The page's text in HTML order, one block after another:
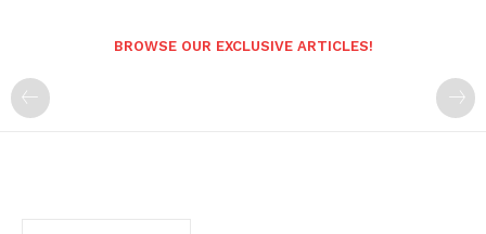
BROWSE OUR EXCLUSIVE ARTICLES!